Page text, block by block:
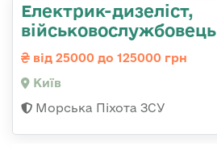
Електрик-дизеліст,
військовослужбовець
від 25000 до 125000 грн
Київ
Морська Піхота ЗСУ